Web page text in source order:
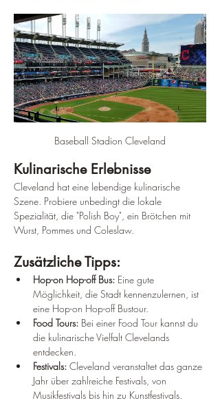
Baseball Stadion Cleveland
Kulinarische Erlebnisse
Cleveland hat eine lebendige kulinarische
Szene. Probiere unbedingt die lokale
Spezialität, die "Polish Boy", ein Brötchen mit
Wurst, Pommes und Coleslaw.
Zusätzliche Tipps:
Hop-on Hop-off Bus: Eine gute
Möglichkeit, die Stadt kennenzulernen, ist
eine Hop-on Hop-off Bustour.
Food Tours: Bei einer Food Tour kannst du
die kulinarische Vielfalt Clevelands
entdecken.
Festivals: Cleveland veranstaltet das ganze
Jahr über zahlreiche Festivals, von
Musikfestivals bis hin zu Kunstfestivals.